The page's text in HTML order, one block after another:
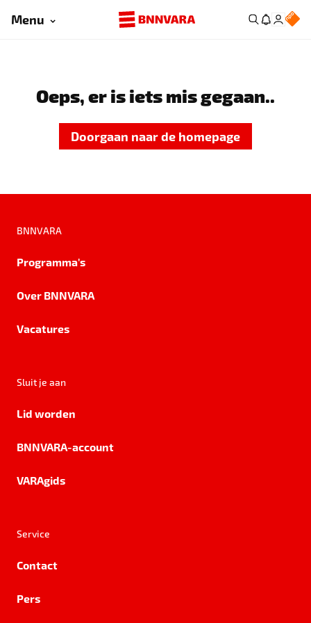
Menu
Oeps, er is iets mis gegaan..
Doorgaan naar de homepage
BNNVARA
Programma's
Over BNNVARA
Vacatures
Sluit je aan
Lid worden
BNNVARA-account
VARAgids
Service
Contact
Pers